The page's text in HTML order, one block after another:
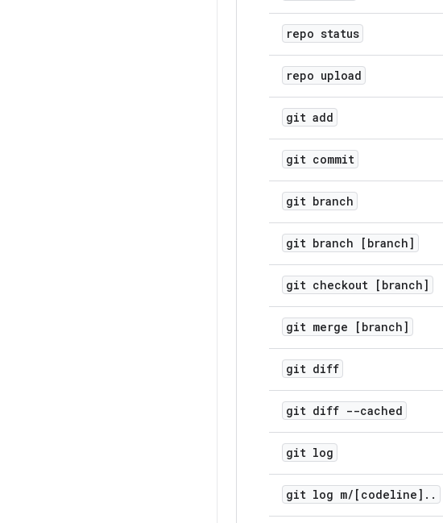
repo status
repo upload
git add
git commit
git branch
git branch [branch]
git checkout [branch]
git merge [branch]
git diff
git diff --cached
git log
git log m/ [codeline] . .